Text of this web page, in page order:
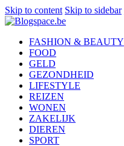
Skip to content Skip to sidebar
FASHION & BEAUTY
FOOD
GELD
GEZONDHEID
LIFESTYLE
REIZEN
WONEN
ZAKELIJK
DIEREN
SPORT